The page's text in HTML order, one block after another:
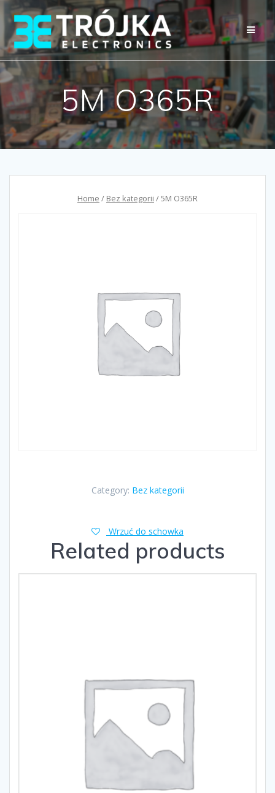
Przejdź
do
treści
5M O365R
Home / Bez kategorii / 5M O365R
Category: Bez kategorii
Wrzuć do schowka
Related products